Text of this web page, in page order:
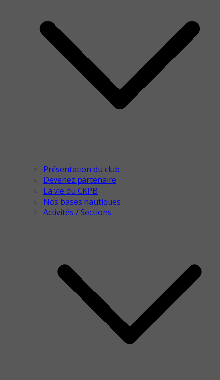
Présentation du club
Devenez partenaire
La vie du CKPB
Nos bases nautiques
Activités / Sections